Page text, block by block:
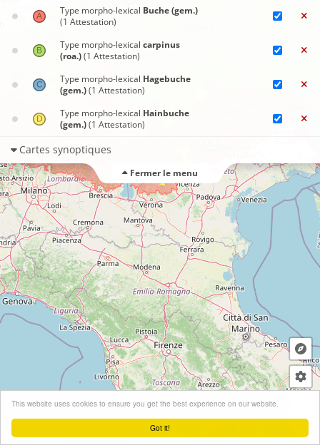
Got it!
This website uses cookies to ensure you get the best experience on our website.
Leaflet| ©OpenStreetMapcontributors
Type morpho-lexical Buche (gem.)
(1 Attestation)
Type morpho-lexical carpinus
(roa.)(1 Attestation)
Type morpho-lexical Hagebuche
(gem.)(1 Attestation)
Type morpho-lexical Hainbuche
(gem.)(1 Attestation)
Cartes synoptiques
Fermer le menu